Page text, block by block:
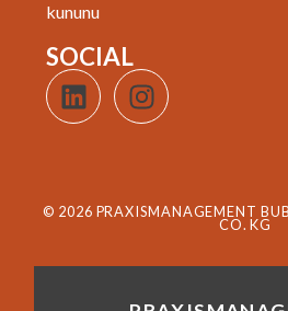
kununu
SOCIAL
© 2026 PRAXISMANAGEMENT
CO. KG